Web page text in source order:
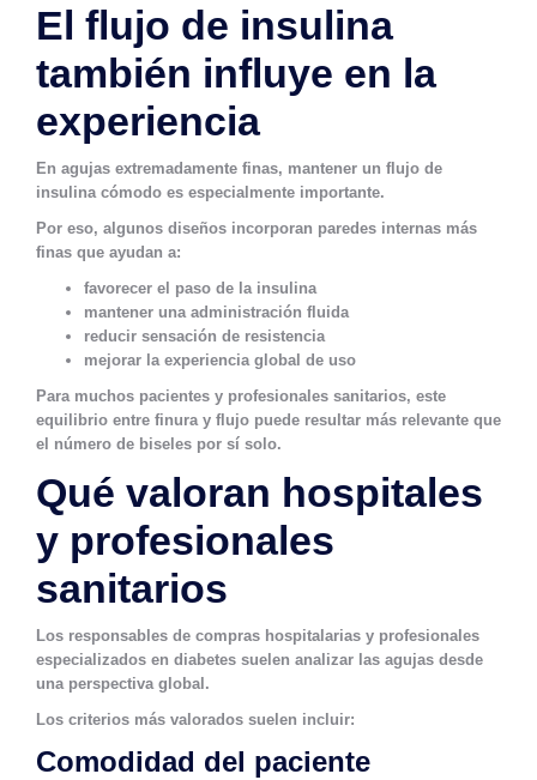
El flujo de insulina
también influye en la
experiencia
En agujas extremadamente finas, mantener un flujo de
insulina cómodo es especialmente importante.
Por eso, algunos diseños incorporan paredes internas más
finas que ayudan a:
favorecer el paso de la insulina
mantener una administración fluida
reducir sensación de resistencia
mejorar la experiencia global de uso
Para muchos pacientes y profesionales sanitarios, este
equilibrio entre finura y flujo puede resultar más relevante que
el número de biseles por sí solo.
Qué valoran hospitales
y profesionales
sanitarios
Los responsables de compras hospitalarias y profesionales
especializados en diabetes suelen analizar las agujas desde
una perspectiva global.
Los criterios más valorados suelen incluir:
Comodidad del paciente